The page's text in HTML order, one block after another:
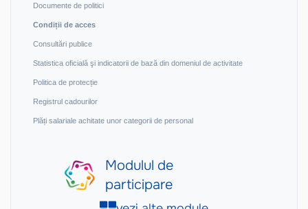
Documente de politici
Condiții de acces
Consultări publice
Statistica oficială şi indicatorii de bază din domeniul de activitate
Politica de protecție
Registrul cadourilor
Plăți salariale achitate unor categorii de personal